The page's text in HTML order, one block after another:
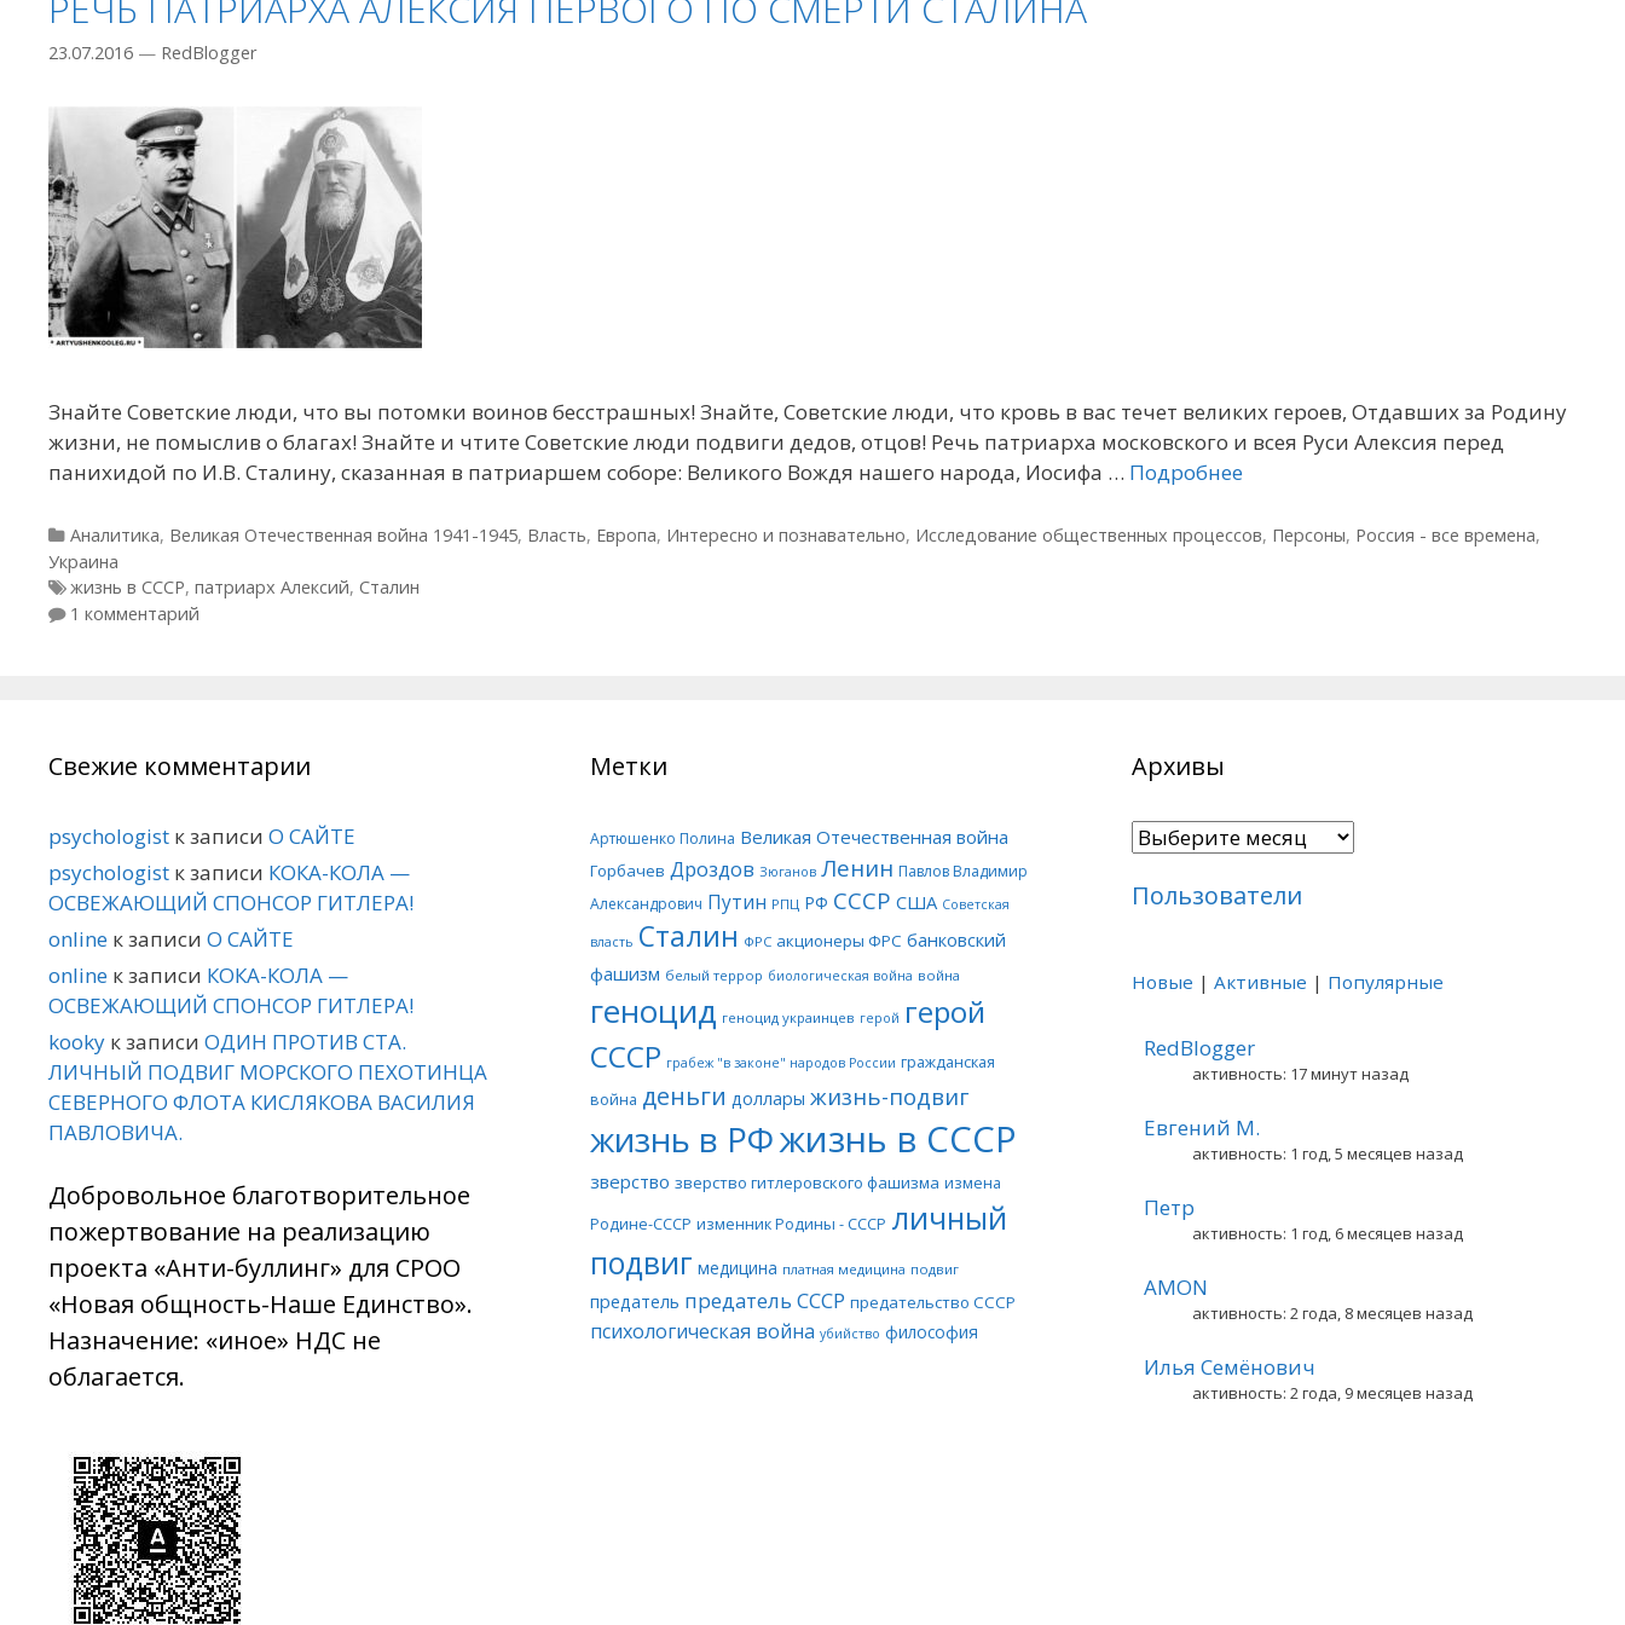
23.07.2016 — RedBlogger
Знайте Советские люди, что вы потомки воинов бесстрашных! Знайте, Советские люди, что кровь в вас течет великих героев, Отдавших за Родину
жизни, не помыслив о благах! Знайте и чтите Советские люди подвиги дедов, отцов! Речь патриарха московского и всея Руси Алексия перед
панихидой по И.В. Сталину, сказанная в патриаршем соборе: Великого Вождя нашего народа, Иосифа … Подробнее
Рубрики
Аналитика, Великая Отечественная война 1941-1945, Власть, Европа, Интересно и познавательно, Исследование общественных процессов, Персоны, Россия - все времена,
Украина
Метки
жизнь в СССР, патриарх Алексий, Сталин
1 комментарий
Свежие комментарии
psychologist к записи О САЙТЕ
psychologist к записи КОКА-КОЛА —
ОСВЕЖАЮЩИЙ СПОНСОР ГИТЛЕРА!
online к записи О САЙТЕ
online к записи КОКА-КОЛА —
ОСВЕЖАЮЩИЙ СПОНСОР ГИТЛЕРА!
kooky к записи ОДИН ПРОТИВ СТА.
ЛИЧНЫЙ ПОДВИГ МОРСКОГО ПЕХОТИНЦА
СЕВЕРНОГО ФЛОТА КИСЛЯКОВА ВАСИЛИЯ
ПАВЛОВИЧА.
Добровольное благотворительное
пожертвование на реализацию
проекта «Анти-буллинг» для СРОО
«Новая общность-Наше Единство».
Назначение: «иное» НДС не
облагается.
Метки
Артюшенко Полина Великая Отечественная война
Горбачев Дроздов Зюганов Ленин Павлов Владимир
Александрович Путин РПЦ РФ СССР США Советская
власть Сталин ФРС акционеры ФРС банковский
фашизм белый террор биологическая война война
геноцид геноцид украинцев герой герой
СССР грабеж "в законе" народов России гражданская
война деньги доллары жизнь-подвиг
жизнь в РФжизнь в СССР
зверство зверство гитлеровского фашизма измена
Родине-СССР изменник Родины - СССР личный
подвиг медицина платная медицина подвиг
предатель предатель СССР предательство СССР
психологическая война убийство философия
Архивы
Архивы
Пользователи
Новые | Активные | Популярные
RedBlogger
активность: 17 минут назад
Евгений М.
активность: 1 год, 5 месяцев назад
Петр
активность: 1 год, 6 месяцев назад
AMON
активность: 2 года, 8 месяцев назад
Илья Семёнович
активность: 2 года, 9 месяцев назад